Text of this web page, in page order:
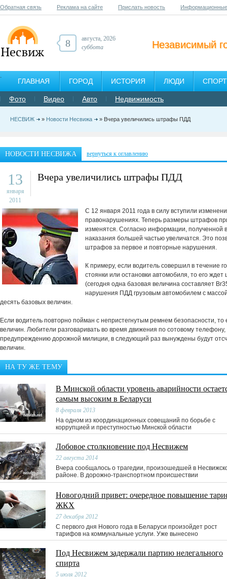
Обратная связь Реклама на сайте Прислать новость
Независимый
8
августа, 2026
суббота
ГЛАВНАЯ ГОРОД ИСТОРИЯ ЛЮДИ СПОРТ
Фото Видео Авто Недвижимость
НЕСВИЖ » Новости Несвижа » Вчера увеличились штрафы ПДД
НОВОСТИ НЕСВИЖА вернуться к оглавлению
13
января
2011
Вчера увеличились штрафы ПДД
С 12 января 2011 года в силу вступили
правонарушениях. Теперь размеры штрафов
изменятся. Согласно информации,
наказания большей частью увеличатся. Это
штрафов за первое и повторные нарушения.
К примеру, если водитель совершил в течение
стоянки или остановки автомобиля, то его
(сегодня одна базовая величина составляет
нарушения ПДД грузовым автомобилем с
десять базовых величин.
Если водитель повторно пойман с непристегнутым ремнем безопасности, то
величин. Любители разговаривать во время движения по сотовому
предупреждению дорожной милиции, в следующий раз вынуждены будут
величин.
НА ТУ ЖЕ ТЕМУ
В Минской области уровень аварийности
самым высоким в Беларуси
8 февраля 2013
На одном из координационных совещаний по борьбе с
коррупцией и преступностью Минской области
Лобовое столкновение под Несвижем
22 августа 2014
Вчера сообщалось о трагедии, произошедшей в
районе. В дорожно-транспортном происшествии
Новогодний привет: очередное повышение
ЖКХ
27 декабря 2012
С первого дня Нового года в Беларуси произойдет рост
тарифов на коммунальные услуги. Уже вынесено
Под Несвижем задержали партию нелегального
спирта
5 июля 2012